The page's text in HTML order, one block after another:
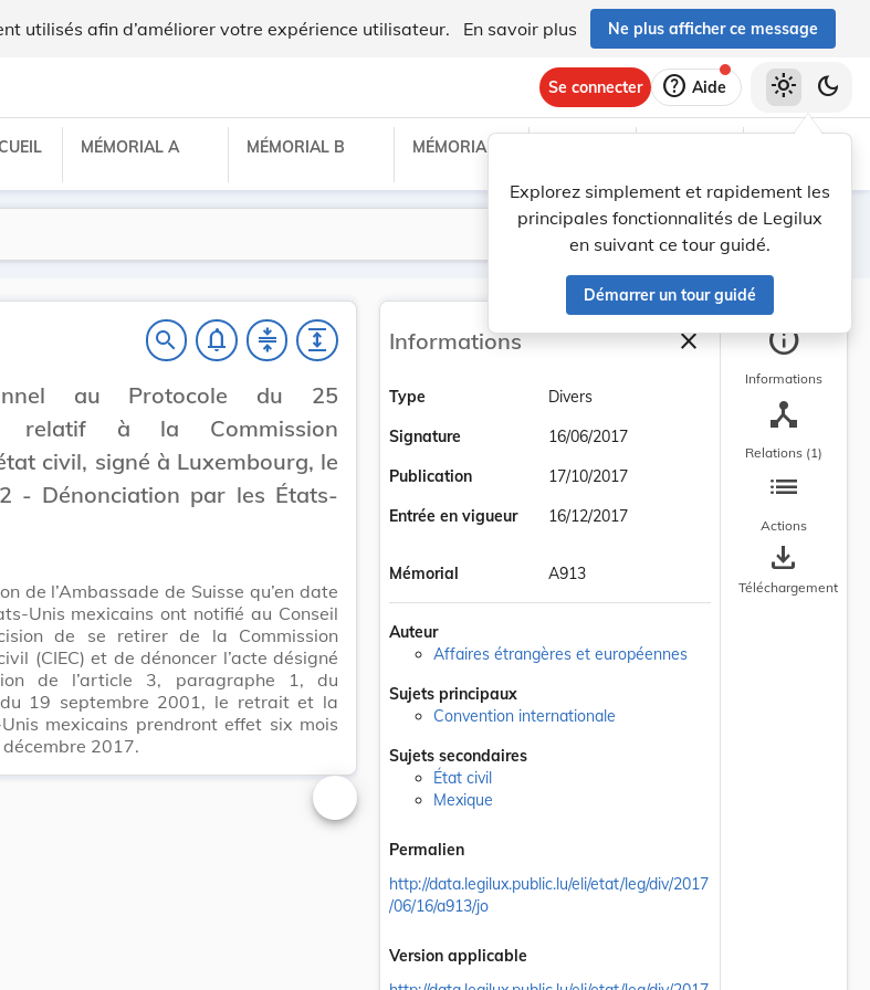
utilisés afin d’améliorer votre expérience utilisateur. En savoir plus Ne plus afficher ce message
Se connecter help Aide
Explorez simplement et rapidement les
principales fonctionnalités de Legilux
en suivant ce tour guidé.
Démarrer un tour guidé
light_mode dark_mode
MÉMORIAL A MÉMORIAL B MÉMORIAL C
Lancer la recherche
Filtres
search notifications_none compress expand
au Protocole du 25
relatif à la Commission
civil, signé à Luxembourg, le
- Dénonciation par les États-
de l’Ambassade de Suisse qu’en date
Unis mexicains ont notifié au Conseil
de se retirer de la Commission
(CIEC) et de dénoncer l’acte désigné
de l’article 3, paragraphe 1, du
19 septembre 2001, le retrait et la
mexicains prendront effet six mois
2017.
Changer la taille du texte
Informations closeFermer la barre
Type
Divers
Signature
16/06/2017
Publication
17/10/2017
Entrée en vigueur
16/12/2017
Mémorial A913
Auteur
Affaires étrangères et européennes
Sujets principaux
Convention internationale
Sujets secondaires
État civil
Mexique
Permalien
http://data.legilux.public.lu/eli/etat/leg/div/2017
/06/16/a913/jo
Version applicable
info
Informations
device_hub
Relations (1)
list
Actions
save_alt
Téléchargement